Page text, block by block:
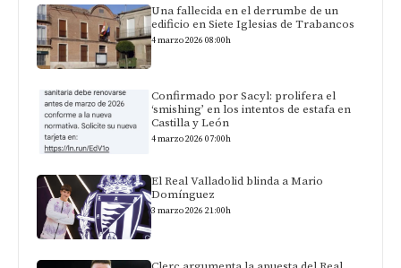
Una fallecida en el derrumbe de un
edificio en Siete Iglesias de Trabancos
4 marzo 2026 08:00h
Confirmado por Sacyl: prolifera el
‘smishing’ en los intentos de estafa en
Castilla y León
4 marzo 2026 07:00h
El Real Valladolid blinda a Mario
Domínguez
3 marzo 2026 21:00h